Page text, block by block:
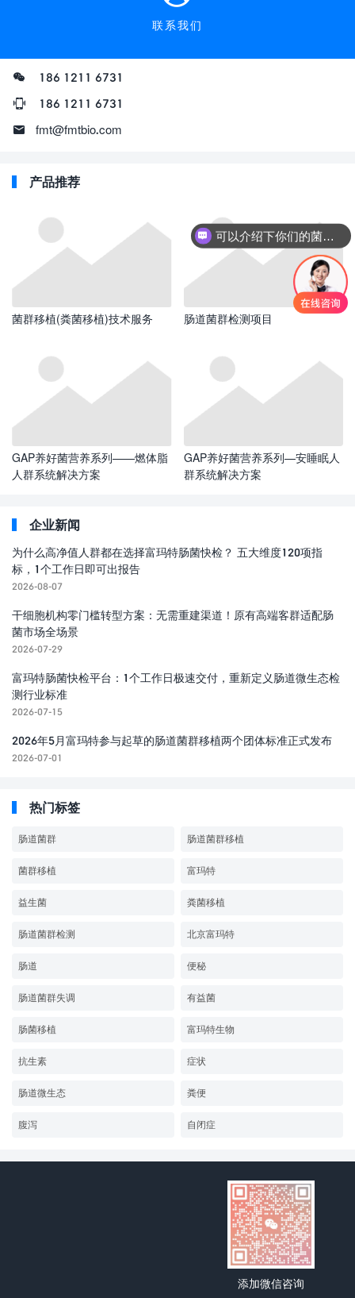
联系我们
186 1211 6731
186 1211 6731
fmt@fmtbio.com
产品推荐
菌群移植(粪菌移植)技术服务 肠道菌群检测项目
GAP养好菌营养系列——燃体脂
人群系统解决方案
GAP养好菌营养系列—安睡眠人
群系统解决方案
企业新闻
为什么高净值人群都在选择富玛特肠菌快检？ 五大维度120项指
标，1个工作日即可出报告
2026-08-07
干细胞机构零门槛转型方案：无需重建渠道！原有高端客群适配肠
菌市场全场景
2026-07-29
富玛特肠菌快检平台：1个工作日极速交付，重新定义肠道微生态检
测行业标准
2026-07-15
2026年5月富玛特参与起草的肠道菌群移植两个团体标准正式发布
2026-07-01
热门标签
肠道菌群 肠道菌群移植
菌群移植 富玛特
益生菌 粪菌移植
肠道菌群检测 北京富玛特
肠道 便秘
肠道菌群失调 有益菌
肠菌移植 富玛特生物
抗生素 症状
肠道微生态 粪便
腹泻 自闭症
添加微信咨询
可以介绍下你们的菌群移植项目吗？